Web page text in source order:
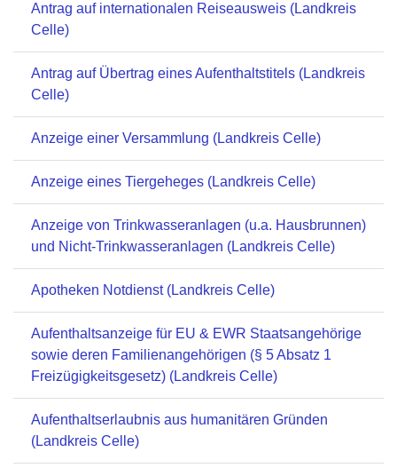
Antrag auf internationalen Reiseausweis (Landkreis
Celle)
Antrag auf Übertrag eines Aufenthaltstitels (Landkreis
Celle)
Anzeige einer Versammlung (Landkreis Celle)
Anzeige eines Tiergeheges (Landkreis Celle)
Anzeige von Trinkwasseranlagen (u.a. Hausbrunnen)
und Nicht-Trinkwasseranlagen (Landkreis Celle)
Apotheken Notdienst (Landkreis Celle)
Aufenthaltsanzeige für EU & EWR Staatsangehörige
sowie deren Familienangehörigen (§ 5 Absatz 1
Freizügigkeitsgesetz) (Landkreis Celle)
Aufenthaltserlaubnis aus humanitären Gründen
(Landkreis Celle)